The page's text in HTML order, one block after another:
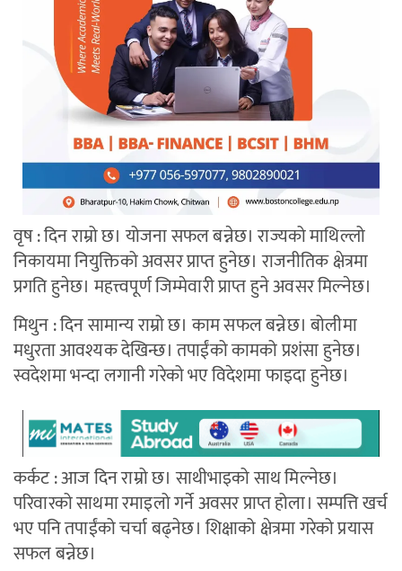
वृष : दिन राम्रो छ। योजना सफल बन्नेछ। राज्यको माथिल्लो
निकायमा नियुक्तिको अवसर प्राप्त हुनेछ। राजनीतिक क्षेत्रमा
प्रगति हुनेछ। महत्त्वपूर्ण जिम्मेवारी प्राप्त हुने अवसर मिल्नेछ।
मिथुन : दिन सामान्य राम्रो छ। काम सफल बन्नेछ। बोलीमा
मधुरता आवश्यक देखिन्छ। तपाईंको कामको प्रशंसा हुनेछ।
स्वदेशमा भन्दा लगानी गरेको भए विदेशमा फाइदा हुनेछ।
कर्कट : आज दिन राम्रो छ। साथीभाइको साथ मिल्नेछ।
परिवारको साथमा रमाइलो गर्ने अवसर प्राप्त होला। सम्पत्ति खर्च
भए पनि तपाईंको चर्चा बढ्नेछ। शिक्षाको क्षेत्रमा गरेको प्रयास
सफल बन्नेछ।